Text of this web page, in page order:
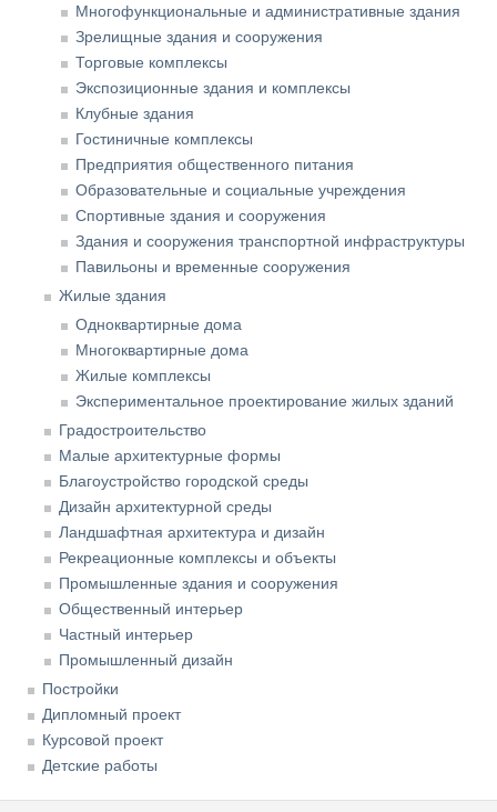
Многофункциональные и административные здания
Зрелищные здания и сооружения
Торговые комплексы
Экспозиционные здания и комплексы
Клубные здания
Гостиничные комплексы
Предприятия общественного питания
Образовательные и социальные учреждения
Спортивные здания и сооружения
Здания и сооружения транспортной инфраструктуры
Павильоны и временные сооружения
Жилые здания
Одноквартирные дома
Многоквартирные дома
Жилые комплексы
Экспериментальное проектирование жилых зданий
Градостроительство
Малые архитектурные формы
Благоустройство городской среды
Дизайн архитектурной среды
Ландшафтная архитектура и дизайн
Рекреационные комплексы и объекты
Промышленные здания и сооружения
Общественный интерьер
Частный интерьер
Промышленный дизайн
Постройки
Дипломный проект
Курсовой проект
Детские работы